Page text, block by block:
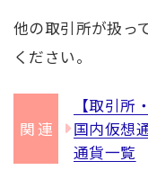
他の取引所が扱っ
ください。
【取引所
国内仮想
通貨一覧